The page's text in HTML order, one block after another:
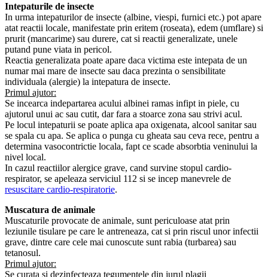
Intepaturile de insecte
In urma intepaturilor de insecte (albine, viespi, furnici etc.) pot apare
atat reactii locale, manifestate prin eritem (roseata), edem (umflare) si
prurit (mancarime) sau durere, cat si reactii generalizate, unele
putand pune viata in pericol.
Reactia generalizata poate apare daca victima este intepata de un
numar mai mare de insecte sau daca prezinta o sensibilitate
individuala (alergie) la intepatura de insecte.
Primul ajutor:
Se incearca indepartarea acului albinei ramas infipt in piele, cu
ajutorul unui ac sau cutit, dar fara a stoarce zona sau strivi acul.
Pe locul intepaturii se poate aplica apa oxigenata, alcool sanitar sau
se spala cu apa. Se aplica o punga cu gheata sau ceva rece, pentru a
determina vasocontrictie locala, fapt ce scade absorbtia veninului la
nivel local.
In cazul reactiilor alergice grave, cand survine stopul cardio-
respirator, se apeleaza serviciul 112 si se incep manevrele de
resuscitare cardio-respiratorie.
Muscatura de animale
Muscaturile provocate de animale, sunt periculoase atat prin
leziunile tisulare pe care le antreneaza, cat si prin riscul unor infectii
grave, dintre care cele mai cunoscute sunt rabia (turbarea) sau
tetanosul.
Primul ajutor:
Se curata si dezinfecteaza tegumentele din jurul plagii